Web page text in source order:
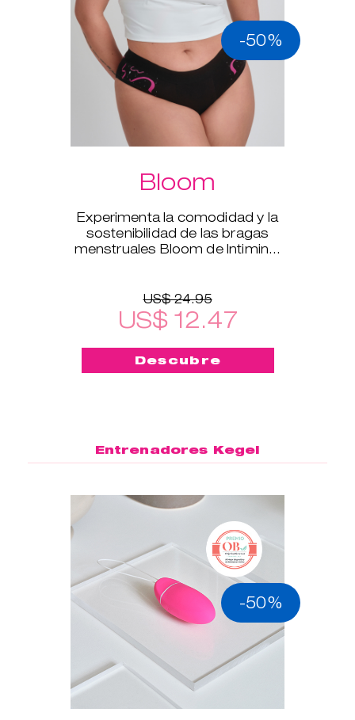
-50%
Bloom
Experimenta la comodidad y la
sostenibilidad de las bragas
menstruales Bloom de Intimina,
US$ 24.95
US$ 12.47
Descubre
Entrenadores Kegel
-50%